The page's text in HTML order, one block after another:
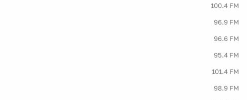
100.4 FM
96.9 FM
96.6 FM
95.4 FM
101.4 FM
98.9 FM